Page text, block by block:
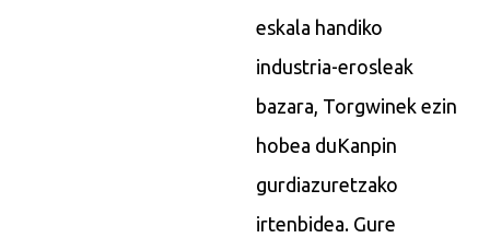
eskala handiko
industria-erosleak
bazara, Torgwinek ezin
hobea duKanpin
gurdiazuretzako
irtenbidea. Gure